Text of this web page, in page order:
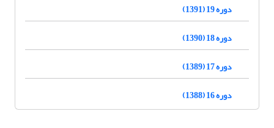
دوره 19 (1391)
دوره 18 (1390)
دوره 17 (1389)
دوره 16 (1388)